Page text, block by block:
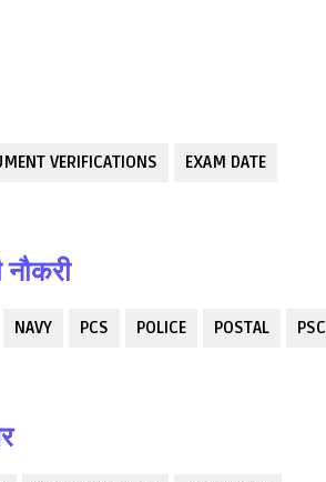
VERIFICATIONS EXAM DATE
नौकरी
NAVY PCS POLICE POSTAL PSC